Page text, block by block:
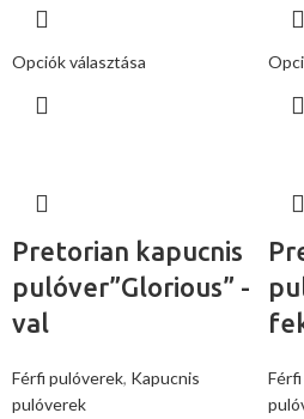
Opciók választása
Pretorian kapucnis
pulóver”Glorious” -
val
Férfi pulóverek, Kapucnis
pulóverek